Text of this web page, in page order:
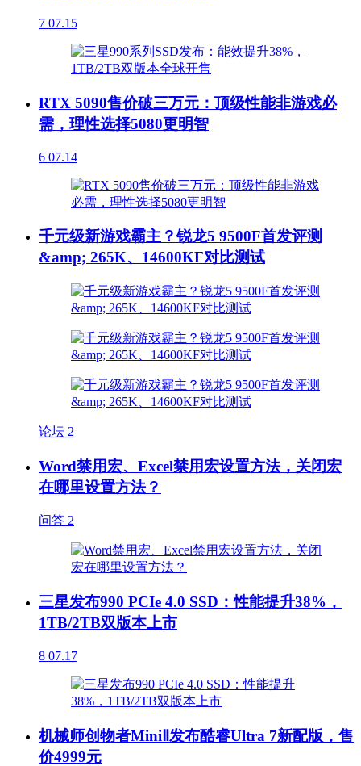
7 07.15
RTX 5090售价破三万元：顶级性能非游戏必
需，理性选择5080更明智
6 07.14
千元级新游戏霸主？锐龙5 9500F首发评测
&amp; 265K、14600KF对比测试
论坛 2
Word禁用宏、Excel禁用宏设置方法，关闭宏
在哪里设置方法？
问答 2
三星发布990 PCIe 4.0 SSD：性能提升38%，
1TB/2TB双版本上市
8 07.17
机械师创物者MiniⅡ发布酷睿Ultra 7新配版，售
价4999元